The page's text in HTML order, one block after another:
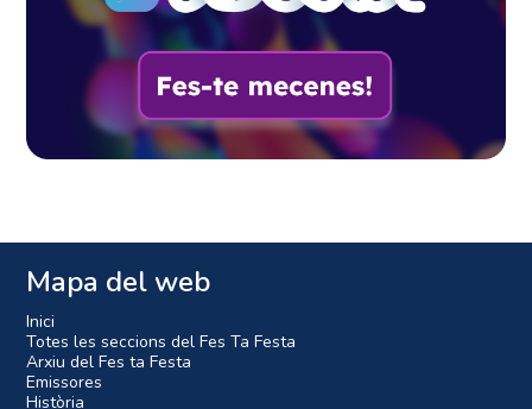
Mapa del web
Inici
Totes les seccions del Fes Ta Festa
Arxiu del Fes ta Festa
Emissores
Història